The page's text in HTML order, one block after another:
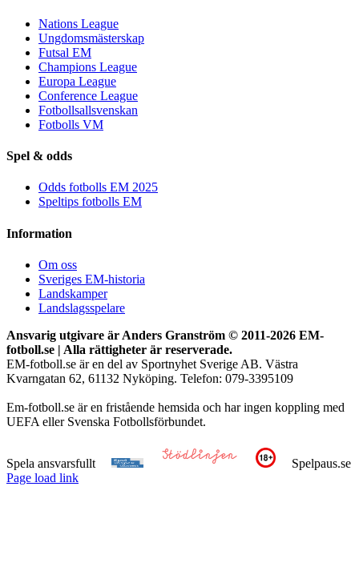
Nations League
Ungdomsmästerskap
Futsal EM
Champions League
Europa League
Conference League
Fotbollsallsvenskan
Fotbolls VM
Spel & odds
Odds fotbolls EM 2025
Speltips fotbolls EM
Information
Om oss
Sveriges EM-historia
Landskamper
Landslagsspelare
Ansvarig utgivare är Anders Granström © 2011-2026 EM-
fotboll.se | Alla rättigheter är reserverade.
EM-fotboll.se är en del av Sportnyhet Sverige AB. Västra
Kvarngatan 62, 61132 Nyköping. Telefon: 079-3395109
Em-fotboll.se är en fristående hemsida och har ingen koppling med
UEFA eller Svenska Fotbollsförbundet.
Spela ansvarsfullt
Spelpaus.se
Page load link